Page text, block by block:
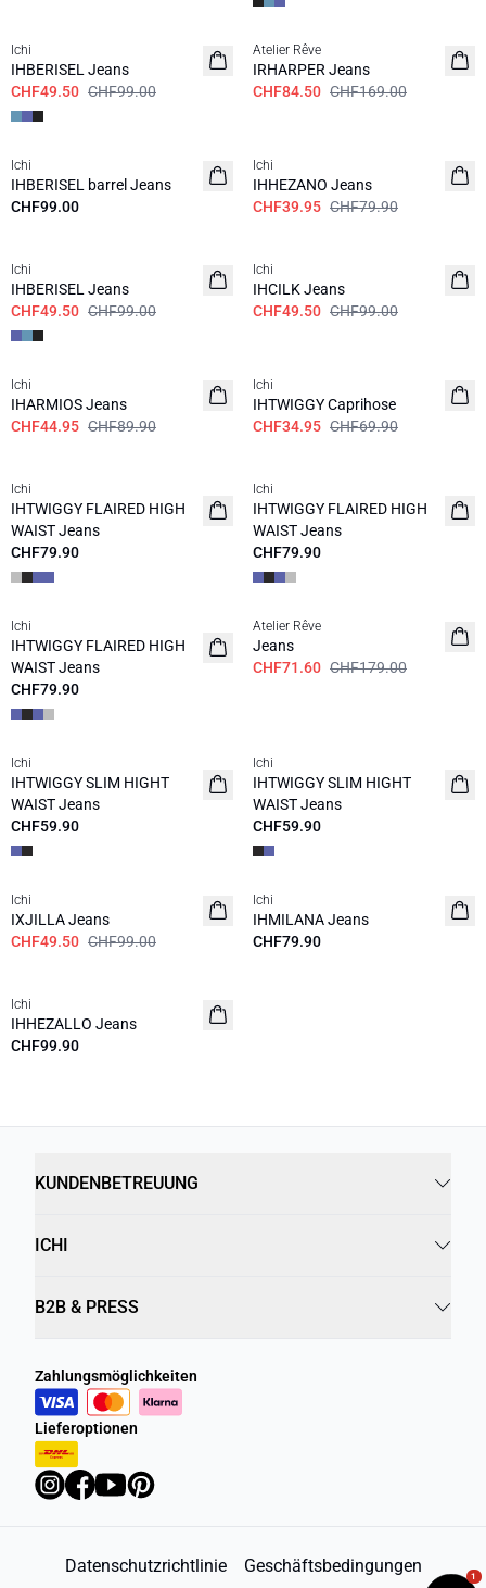
Ichi
IHBERISEL Jeans
CHF49.50 CHF99.00
SALE | 50%
Atelier Rêve
IRHARPER Jeans
CHF84.50 CHF169.00
Ichi
IHBERISEL barrel Jeans
CHF99.00
Ichi
IHHEZANO Jeans
CHF39.95 CHF79.90
Ichi
IHBERISEL Jeans
CHF49.50 CHF99.00
Ichi
IHCILK Jeans
CHF49.50 CHF99.00
SALE | 50%
Ichi
IHARMIOS Jeans
CHF44.95 CHF89.90
Ichi
IHTWIGGY Caprihose
CHF34.95 CHF69.90
Ichi
IHTWIGGY FLAIRED HIGH
WAIST Jeans
CHF79.90
Ichi
IHTWIGGY FLAIRED HIGH
WAIST Jeans
CHF79.90
Ichi
IHTWIGGY FLAIRED HIGH
WAIST Jeans
CHF79.90
SALE | 60%
Atelier Rêve
Jeans
CHF71.60 CHF179.00
Ichi
IHTWIGGY SLIM HIGHT
WAIST Jeans
CHF59.90
Ichi
IHTWIGGY SLIM HIGHT
WAIST Jeans
CHF59.90
SALE | 50%
Ichi
IXJILLA Jeans
CHF49.50 CHF99.00
NEUHEIT
Ichi
IHMILANA Jeans
CHF79.90
NEUHEIT
Ichi
IHHEZALLO Jeans
CHF99.90
KUNDENBETREUUNG
ICHI
B2B & PRESS
Zahlungsmöglichkeiten
Lieferoptionen
Datenschutzrichtlinie Geschäftsbedingungen 1